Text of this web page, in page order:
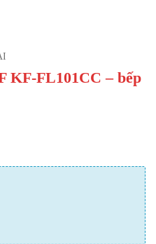
KF-FL101CC – bếp